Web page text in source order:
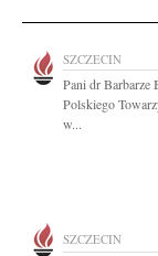
SZCZECIN
Pani dr Barbarze
Polskiego
w...
SZCZECIN